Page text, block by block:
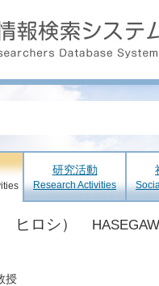
研究活動
Research Activities
ヒロシ）
授